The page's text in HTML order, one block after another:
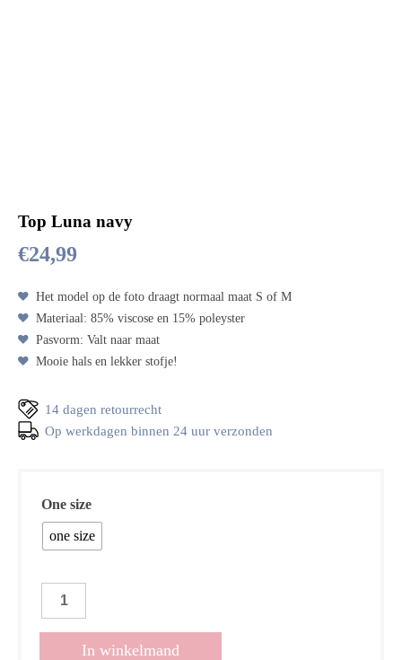
Top Luna navy
€24,99
Het model op de foto draagt normaal maat S of M
Materiaal: 85% viscose en 15% poleyster
Pasvorm: Valt naar maat
Mooie hals en lekker stofje!
14 dagen retourrecht
Op werkdagen binnen 24 uur verzonden
One size
one size
navy
In winkelmand